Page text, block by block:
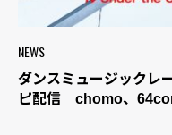
NEWS
ダンスミュージックレ
ピ配信 chomo、